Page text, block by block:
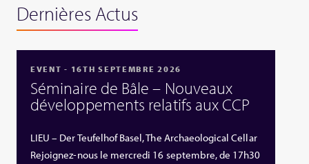
Dernières Actus
EVENT - 16TH SEPTEMBRE 2026
Séminaire de Bâle – Nouveaux
développements relatifs aux CCP
LIEU – Der Teufelhof Basel, The Archaeological Cellar
Rejoignez-nous le mercredi 16 septembre, de 17h30